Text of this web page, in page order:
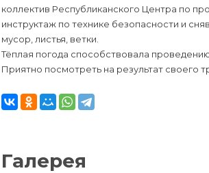
коллектив Республиканского Центра по
инструктаж по технике безопасности и
мусор, листья, ветки.
Тёплая погода способствовала
Приятно посмотреть на результат своего
Галерея